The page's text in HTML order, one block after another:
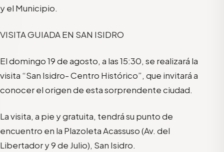
y el Municipio.
VISITA GUIADA EN SAN ISIDRO
El domingo 19 de agosto, a las 15:30, se realizará la
visita “San Isidro- Centro Histórico”, que invitará a
conocer el origen de esta sorprendente ciudad.
La visita, a pie y gratuita, tendrá su punto de
encuentro en la Plazoleta Acassuso (Av. del
Libertador y 9 de Julio), San Isidro.